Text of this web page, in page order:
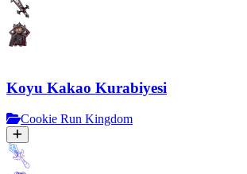
Koyu Kakao Kurabiyesi
Cookie Run Kingdom